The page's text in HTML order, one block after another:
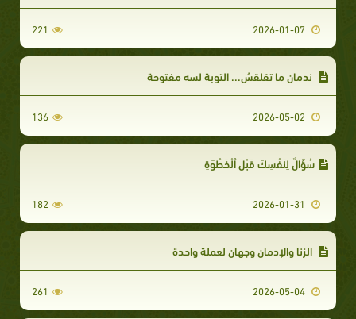
221
ندمان ما تقلقش... التوبة لسه مفتوحة
136
سُؤَالٌ لِنَفْسِكَ قَبْلَ ٱلْخَطْوَةِ
182
الزنا والإدمان وجهان لعملة واحدة
261